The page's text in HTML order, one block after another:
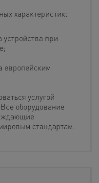
характеристик:
устройства при
европейским
услугой
оборудование
стандартам.